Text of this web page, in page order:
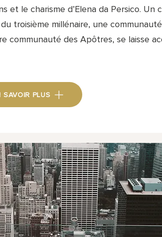
et le charisme d’Elena da Persico. Un
du troisième millénaire, une
communauté des Apôtres, se laisse
SAVOIR PLUS